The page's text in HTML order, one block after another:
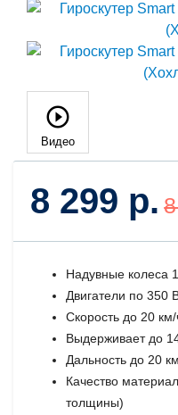
Видео
8 299 р.
Надувные колеса
Двигатели по 350
Скорость до 20 км/
Выдерживает до
Дальность до 20 км
Качество
толщины)